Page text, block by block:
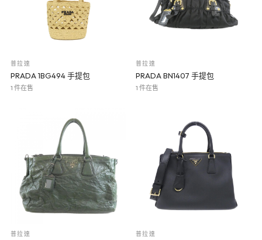
普拉達
PRADA 1BG494 手提包
1 件在售
普拉達
PRADA BN1407 手提包
1 件在售
普拉達 普拉達